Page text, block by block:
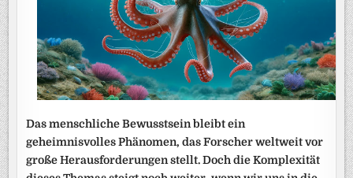
Das menschliche Bewusstsein bleibt ein
geheimnisvolles Phänomen, das Forscher weltweit vor
große Herausforderungen stellt. Doch die Komplexität